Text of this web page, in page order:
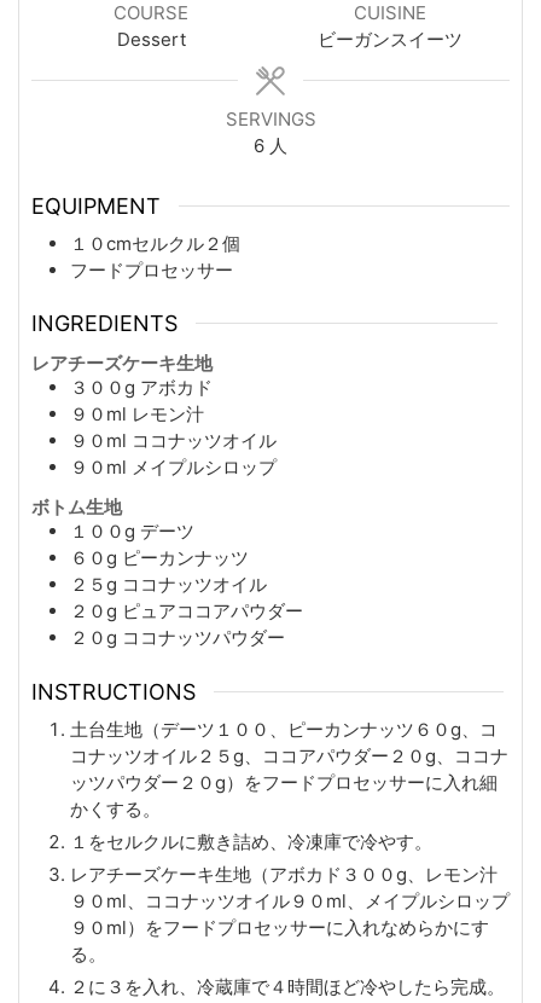
COURSE
Dessert
CUISINE
ビーガンスイーツ
SERVINGS
6 人
EQUIPMENT
１０cmセルクル２個
フードプロセッサー
INGREDIENTS
レアチーズケーキ生地
３００g アボカド
９０ml レモン汁
９０ml ココナッツオイル
９０ml メイプルシロップ
ボトム生地
１００g デーツ
６０g ピーカンナッツ
２５g ココナッツオイル
２０g ピュアココアパウダー
２０g ココナッツパウダー
INSTRUCTIONS
土台生地（デーツ１００、ピーカンナッツ６０g、コ
コナッツオイル２５g、ココアパウダー２０g、ココナ
ッツパウダー２０g）をフードプロセッサーに入れ細
かくする。
１をセルクルに敷き詰め、冷凍庫で冷やす。
レアチーズケーキ生地（アボカド３００g、レモン汁
９０ml、ココナッツオイル９０ml、メイプルシロップ
９０ml）をフードプロセッサーに入れなめらかにす
る。
２に３を入れ、冷蔵庫で４時間ほど冷やしたら完成。